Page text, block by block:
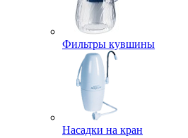
Фильтры кувшины
Насадки на кран